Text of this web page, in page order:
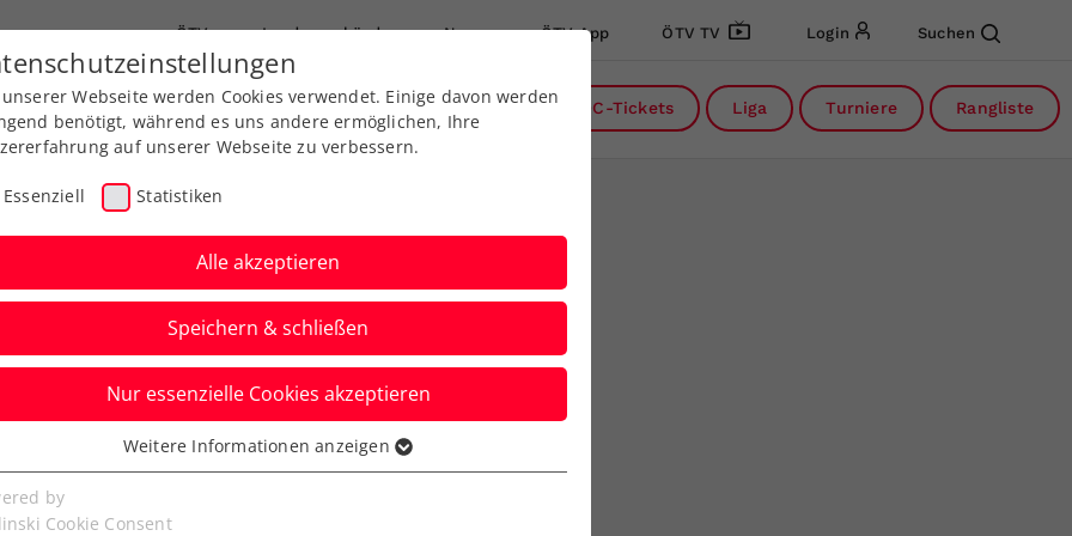
ÖTV Landesverbände News ÖTV App ÖTV TV Login Suchen
Ausbildung Services Über uns DC-Tickets Liga Turniere Rangliste
fertigt auch die
Welt ab
Webseite werden Cookies verwendet. Einige davon werden
benötigt, während es uns andere ermöglichen, Ihre
auf unserer Webseite zu verbessern.
Essenziell Statistiken
Alle akzeptieren
Speichern & schließen
Nur essenzielle Cookies akzeptieren
Cookies werden für grundlegende Funktionen der
benötigt. Dadurch ist gewährleistet, dass die Webseite
Weitere Informationen anzeigen
by
Cookie Consent